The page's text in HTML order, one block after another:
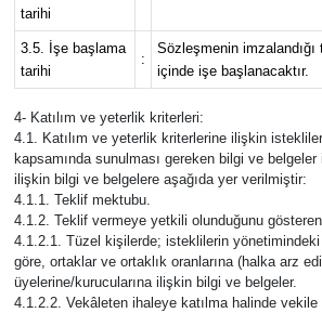
tarihi
3.5. İşe başlama
tarihi
:
Sözleşmenin
içinde işe başlanacaktır.
4- Katılım ve yeterlik kriterleri:
4.1. Katılım ve yeterlik kriterlerine ilişkin
kapsamında sunulması gereken bilgi ve belgeler
ilişkin bilgi ve belgelere aşağıda yer verilmiştir:
4.1.1. Teklif mektubu.
4.1.2. Teklif vermeye yetkili olunduğunu
4.1.2.1. Tüzel kişilerde; isteklilerin
göre, ortaklar ve ortaklık oranlarına (halka arz
üyelerine/kurucularına ilişkin bilgi ve belgeler.
4.1.2.2. Vekâleten ihaleye katılma halinde